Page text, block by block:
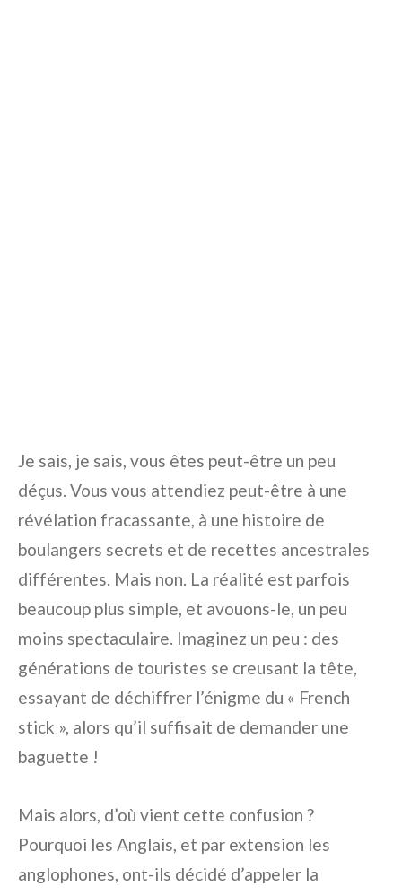
Je sais, je sais, vous êtes peut-être un peu
déçus. Vous vous attendiez peut-être à une
révélation fracassante, à une histoire de
boulangers secrets et de recettes ancestrales
différentes. Mais non. La réalité est parfois
beaucoup plus simple, et avouons-le, un peu
moins spectaculaire. Imaginez un peu : des
générations de touristes se creusant la tête,
essayant de déchiffrer l’énigme du « French
stick », alors qu’il suffisait de demander une
baguette !
Mais alors, d’où vient cette confusion ?
Pourquoi les Anglais, et par extension les
anglophones, ont-ils décidé d’appeler la